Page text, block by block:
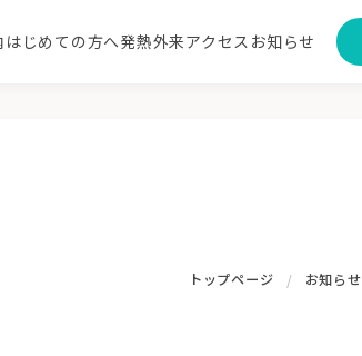
はじめての方へ発熱外来アクセス お知らせ
トップページ お知らせ